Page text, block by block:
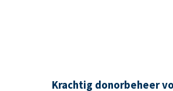
Krachtig donorbeheer